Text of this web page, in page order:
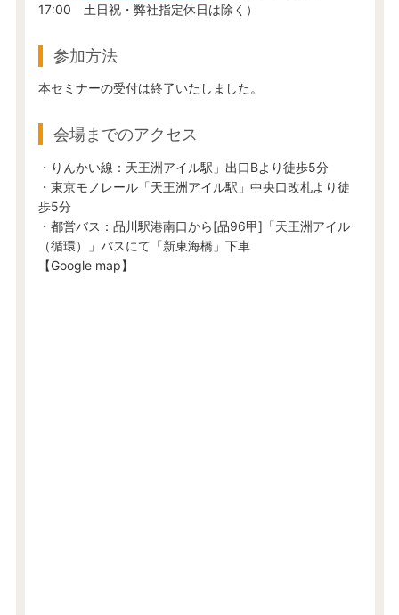
17:00 土日祝・弊社指定休日は除く）
参加方法
本セミナーの受付は終了いたしました。
会場までのアクセス
・りんかい線：天王洲アイル駅」出口Bより徒歩5分
・東京モノレール「天王洲アイル駅」中央口改札より徒
歩5分
・都営バス：品川駅港南口から[品96甲]「天王洲アイル
（循環）」バスにて「新東海橋」下車
【Google map】